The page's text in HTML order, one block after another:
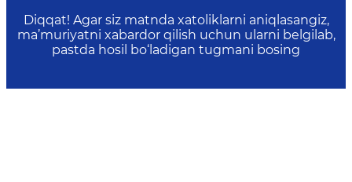
Diqqat! Agar siz matnda xatoliklarni aniqlasangiz,
ma’muriyatni xabardor qilish uchun ularni belgilab,
pastda hosil bo‘ladigan tugmani bosing